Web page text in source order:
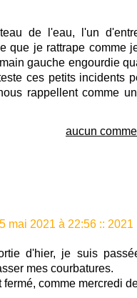
de l'eau, l'un
que je rattrape comme
gauche engourdie
ces petits incidents
rappellent comme
aucun
mai 2021 à 22:56 :: 2021
d'hier, je suis
mes courbatures.
fermé, comme mercredi